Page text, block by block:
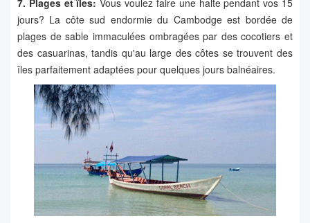
7. Plages et îles:Vous voulez faire une halte pendant vos 15
jours? La côte sud endormie du Cambodge est bordée de
plages de sable immaculées ombragées par des cocotiers et
des casuarinas, tandis qu'au large des côtes se trouvent des
îles parfaitement adaptées pour quelques jours balnéaires.